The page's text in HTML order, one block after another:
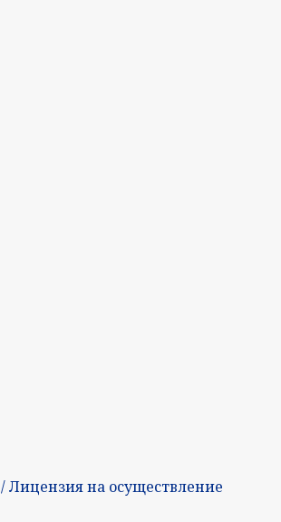
/ Лицензия на осуществление